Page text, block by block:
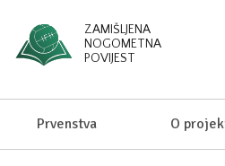
ZAMIŠLJENA
NOGOMETNA
POVIJEST
Prvenstva O